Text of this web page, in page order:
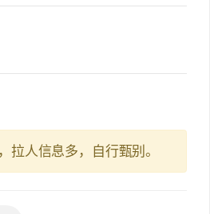
拉人信息多，自行甄别。